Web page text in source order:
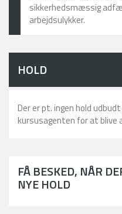
sikkerhedsmæssig
arbejdsulykker.
HOLD
Der er pt. ingen hold
kursusagenten for at blive
FÅ BESKED, NÅR
NYE HOLD